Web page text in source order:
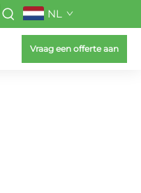
NL
Vraag een offerte aan